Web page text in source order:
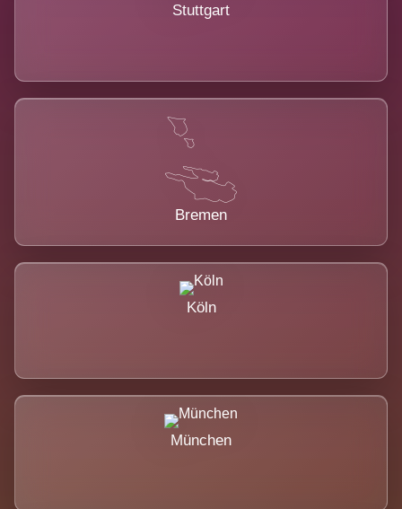
Stuttgart
Bremen
Köln
München